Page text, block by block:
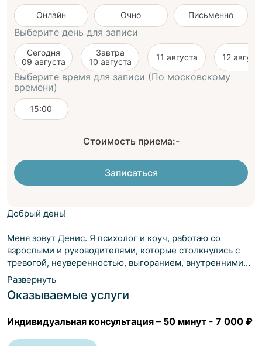
Онлайн Очно Письменно
Выберите день для записи
Сегодня
09 августа
Завтра
10 августа
11 августа 12
Выберите время для записи (По московскому
времени)
15:00
Стоимость приема:-
Записаться
Добрый день!
Меня зовут Денис. Я психолог и коуч, работаю со
взрослыми и руководителями, которые столкнулись с
тревогой, неуверенностью, выгоранием, внутренними
конфликтами или карьерными кризисами.
Мои основные направления:
• синдром самозванца
Развернуть
Оказываемые услуги
Индивидуальная консультация – 50 минут - 7 000 ₽